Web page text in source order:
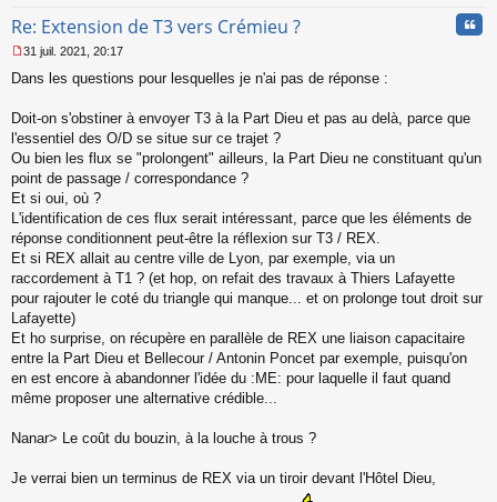
Re: Extension de T3 vers Crémieu ?
e
s
g
e
n
o
n
u
31 juil. 2021, 20:17
Dans les questions pour lesquelles je n'ai pas de réponse :
Doit-on s'obstiner à envoyer T3 à la Part Dieu et pas au delà, parce que
l'essentiel des O/D se situe sur ce trajet ?
Ou bien les flux se "prolongent" ailleurs, la Part Dieu ne constituant qu'un
point de passage / correspondance ?
Et si oui, où ?
L'identification de ces flux serait intéressant, parce que les éléments de
réponse conditionnent peut-être la réflexion sur T3 / REX.
Et si REX allait au centre ville de Lyon, par exemple, via un
raccordement à T1 ? (et hop, on refait des travaux à Thiers Lafayette
pour rajouter le coté du triangle qui manque... et on prolonge tout droit sur
Lafayette)
Et ho surprise, on récupère en parallèle de REX une liaison capacitaire
entre la Part Dieu et Bellecour / Antonin Poncet par exemple, puisqu'on
en est encore à abandonner l'idée du :ME: pour laquelle il faut quand
même proposer une alternative crédible...
Nanar> Le coût du bouzin, à la louche à trous ?
Je verrai bien un terminus de REX via un tiroir devant l'Hôtel Dieu,